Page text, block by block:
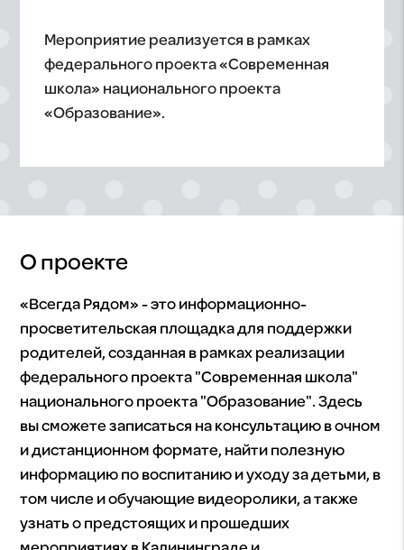
Мероприятие реализуется в рамках
федерального проекта «Современная
школа» национального проекта
«Образование».
О проекте
«Всегда Рядом» - это информационно-
просветительская площадка для поддержки
родителей, созданная в рамках реализации
федерального проекта "Современная школа"
национального проекта "Образование". Здесь
вы сможете записаться на консультацию в очном
и дистанционном формате, найти полезную
информацию по воспитанию и уходу за детьми, в
том числе и обучающие видеоролики, а также
узнать о предстоящих и прошедших